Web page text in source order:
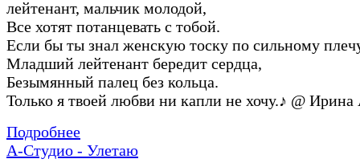
лейтенант, мальчик молодой,
Все хотят потанцевать с тобой.
Если бы ты знал женскую тоску по сильному
Младший лейтенант бередит сердца,
Безымянный палец без кольца.
Только я твоей любви ни капли не хочу.♪ @ Ирина
Подробнее
А-Студио - Улетаю